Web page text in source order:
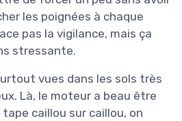
les poignées à chaque
pas la vigilance, mais ça
stressante.
vues dans les sols très
Là, le moteur a beau être
caillou sur caillou, on